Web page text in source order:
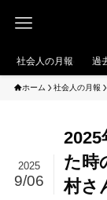
社会人の月報 過
ホーム 社会人の月報
2025
た時
村さ
2025
9/06